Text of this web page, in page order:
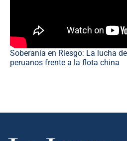
Soberanía en Riesgo: La lucha
peruanos frente a la flota china